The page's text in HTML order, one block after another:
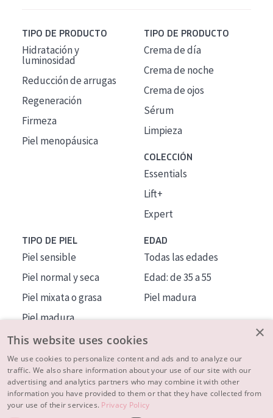
TIPO DE PRODUCTO
Hidratación y
luminosidad
Reducción de arrugas
Regeneración
Firmeza
Piel menopáusica
TIPO DE PRODUCTO
Crema de día
Crema de noche
Crema de ojos
Sérum
Limpieza
COLECCIÓN
Essentials
Lift+
Expert
TIPO DE PIEL
Piel sensible
Piel normal y seca
Piel mixata o grasa
Piel madura
Piel expuesta al sol
Piel menopáusica
EDAD
Todas las edades
Edad: de 35 a 55
Piel madura
MÁS SOBRE NOSOTROS
INSPIRACIÓN
×
This website uses cookies
We use cookies to personalize content and ads and to analyze our
traffic. We also share information about your use of our site with our
advertising and analytics partners who may combine it with other
information you have provided to them or that they have collected from
your use of their services. Privacy Policy